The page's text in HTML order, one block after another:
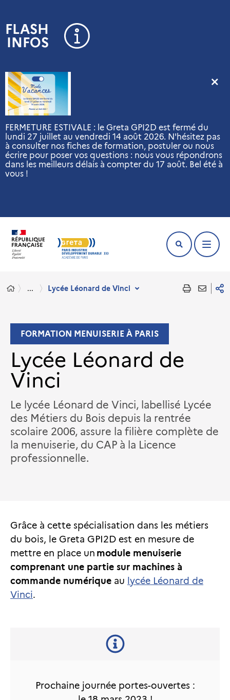
FLASH
INFOS
FERMETURE ESTIVALE : le Greta GPI2D est fermé du
lundi 27 juillet au vendredi 14 août 2026. N'hésitez pas
à consulter nos fiches de formation, postuler ou nous
écrire pour poser vos questions : nous vous répondrons
dans les meilleurs délais à compter du 17 août. Bel été à
vous !
... Lycée Léonard de Vinci
FORMATION MENUISERIE À PARIS
Lycée Léonard de
Vinci
Le lycée Léonard de Vinci, labellisé Lycée
des Métiers du Bois depuis la rentrée
scolaire 2006, assure la filière complète de
la menuiserie, du CAP à la Licence
professionnelle.
Grâce à cette spécialisation dans les métiers
du bois, le Greta GPI2D est en mesure de
mettre en place un module menuiserie
comprenant une partie sur machines à
commande numérique au lycée Léonard de
Vinci.
Prochaine journée portes-ouvertes :